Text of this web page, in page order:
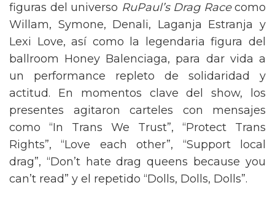
figuras del universo RuPaul’s Drag Racecomo
Willam, Symone, Denali, Laganja Estranja y
Lexi Love, así como la legendaria figura del
ballroom Honey Balenciaga, para dar vida a
un performance repleto de solidaridad y
actitud. En momentos clave del show, los
presentes agitaron carteles con mensajes
como “In Trans We Trust”, “Protect Trans
Rights”, “Love each other”, “Support local
drag”, “Don’t hate drag queens because you
can’t read” y el repetido “Dolls, Dolls, Dolls”.